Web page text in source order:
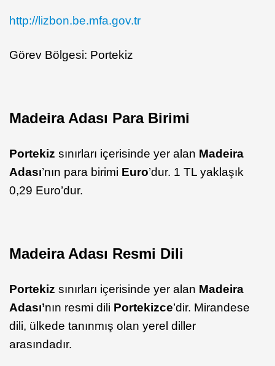
http://lizbon.be.mfa.gov.tr
Görev Bölgesi: Portekiz
Madeira Adası Para Birimi
Portekiz sınırları içerisinde yer alan Madeira
Adası’nın para birimi Euro’dur. 1 TL yaklaşık
0,29 Euro’dur.
Madeira Adası Resmi Dili
Portekiz sınırları içerisinde yer alan Madeira
Adası’nın resmi dili Portekizce’dir. Mirandese
dili, ülkede tanınmış olan yerel diller
arasındadır.